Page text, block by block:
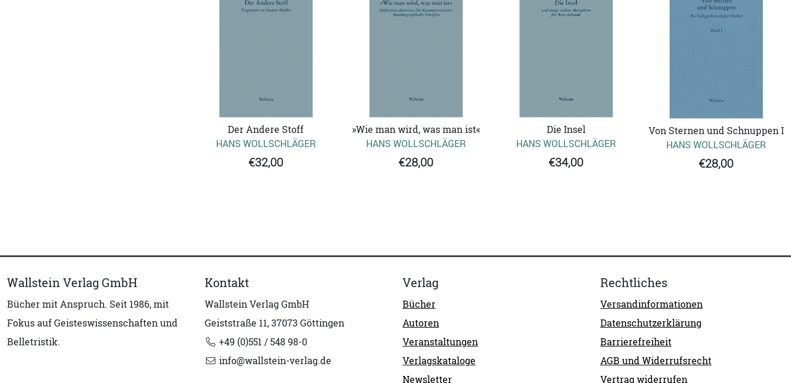
Der Andere Stoff
HANS WOLLSCHLÄGER
€32,00
»Wie man wird, was man ist«
HANS WOLLSCHLÄGER
€28,00
Die Insel
HANS WOLLSCHLÄGER
€34,00
Von Sternen und Schnuppen I
HANS WOLLSCHLÄGER
€28,00
Wallstein Verlag GmbH
Bücher mit Anspruch. Seit 1986, mit
Fokus auf Geisteswissenschaften und
Belletristik.
Kontakt
Wallstein Verlag GmbH
Geiststraße 11, 37073 Göttingen
+49 (0)551 / 548 98-0
info@wallstein-verlag.de
Verlag
Bücher
Autoren
Veranstaltungen
Verlagskataloge
Newsletter
Rechtliches
Versandinformationen
Datenschutzerklärung
Barrierefreiheit
AGB und Widerrufsrecht
Vertrag widerrufen